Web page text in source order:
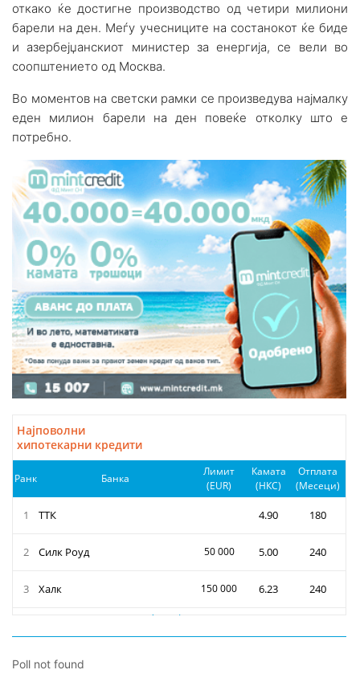
откако ќе достигне производство од четири милиони
барели на ден. Меѓу учесниците на состанокот ќе биде
и азербејџанскиот министер за енергија, се вели во
соопштението од Москва.
Во моментов на светски рамки се произведува најмалку
еден милион барели на ден повеќе отколку што е
потребно.
Poll not found